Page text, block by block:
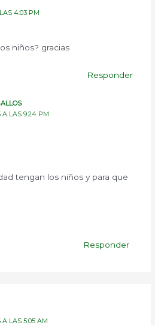
4:03 PM
niños? gracias
Responder
A LAS 9:24 PM
tengan los niños y para que
Responder
A LAS 5:05 AM